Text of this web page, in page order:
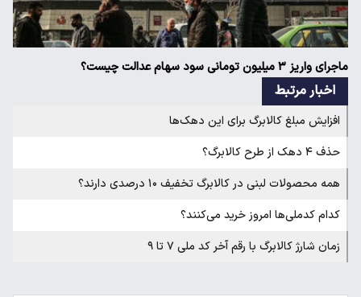
ماجرای واریز ۳ میلیون تومانی سود سهام عدالت چیست؟
اخبار مرتبط
افزایش مبلغ کالابرگ برای این دهک‌ها
حذف ۴ دهک از طرح کالابرگ؟
همه محصولات لبنی در کالابرگ تخفیف ۱۰ درصدی دارند؟
کدام کدملی‌ها امروز خرید می‌کنند؟
زمان شارژ کالابرگ با رقم آخر کد ملی ۷ تا ۹